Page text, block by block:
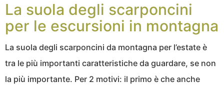
La suola degli scarponcini
per le escursioni in montagna
La suola degli scarponcini da montagna per l’estate è
tra le più importanti caratteristiche da guardare, se non
la più importante. Per 2 motivi: il primo è che anche